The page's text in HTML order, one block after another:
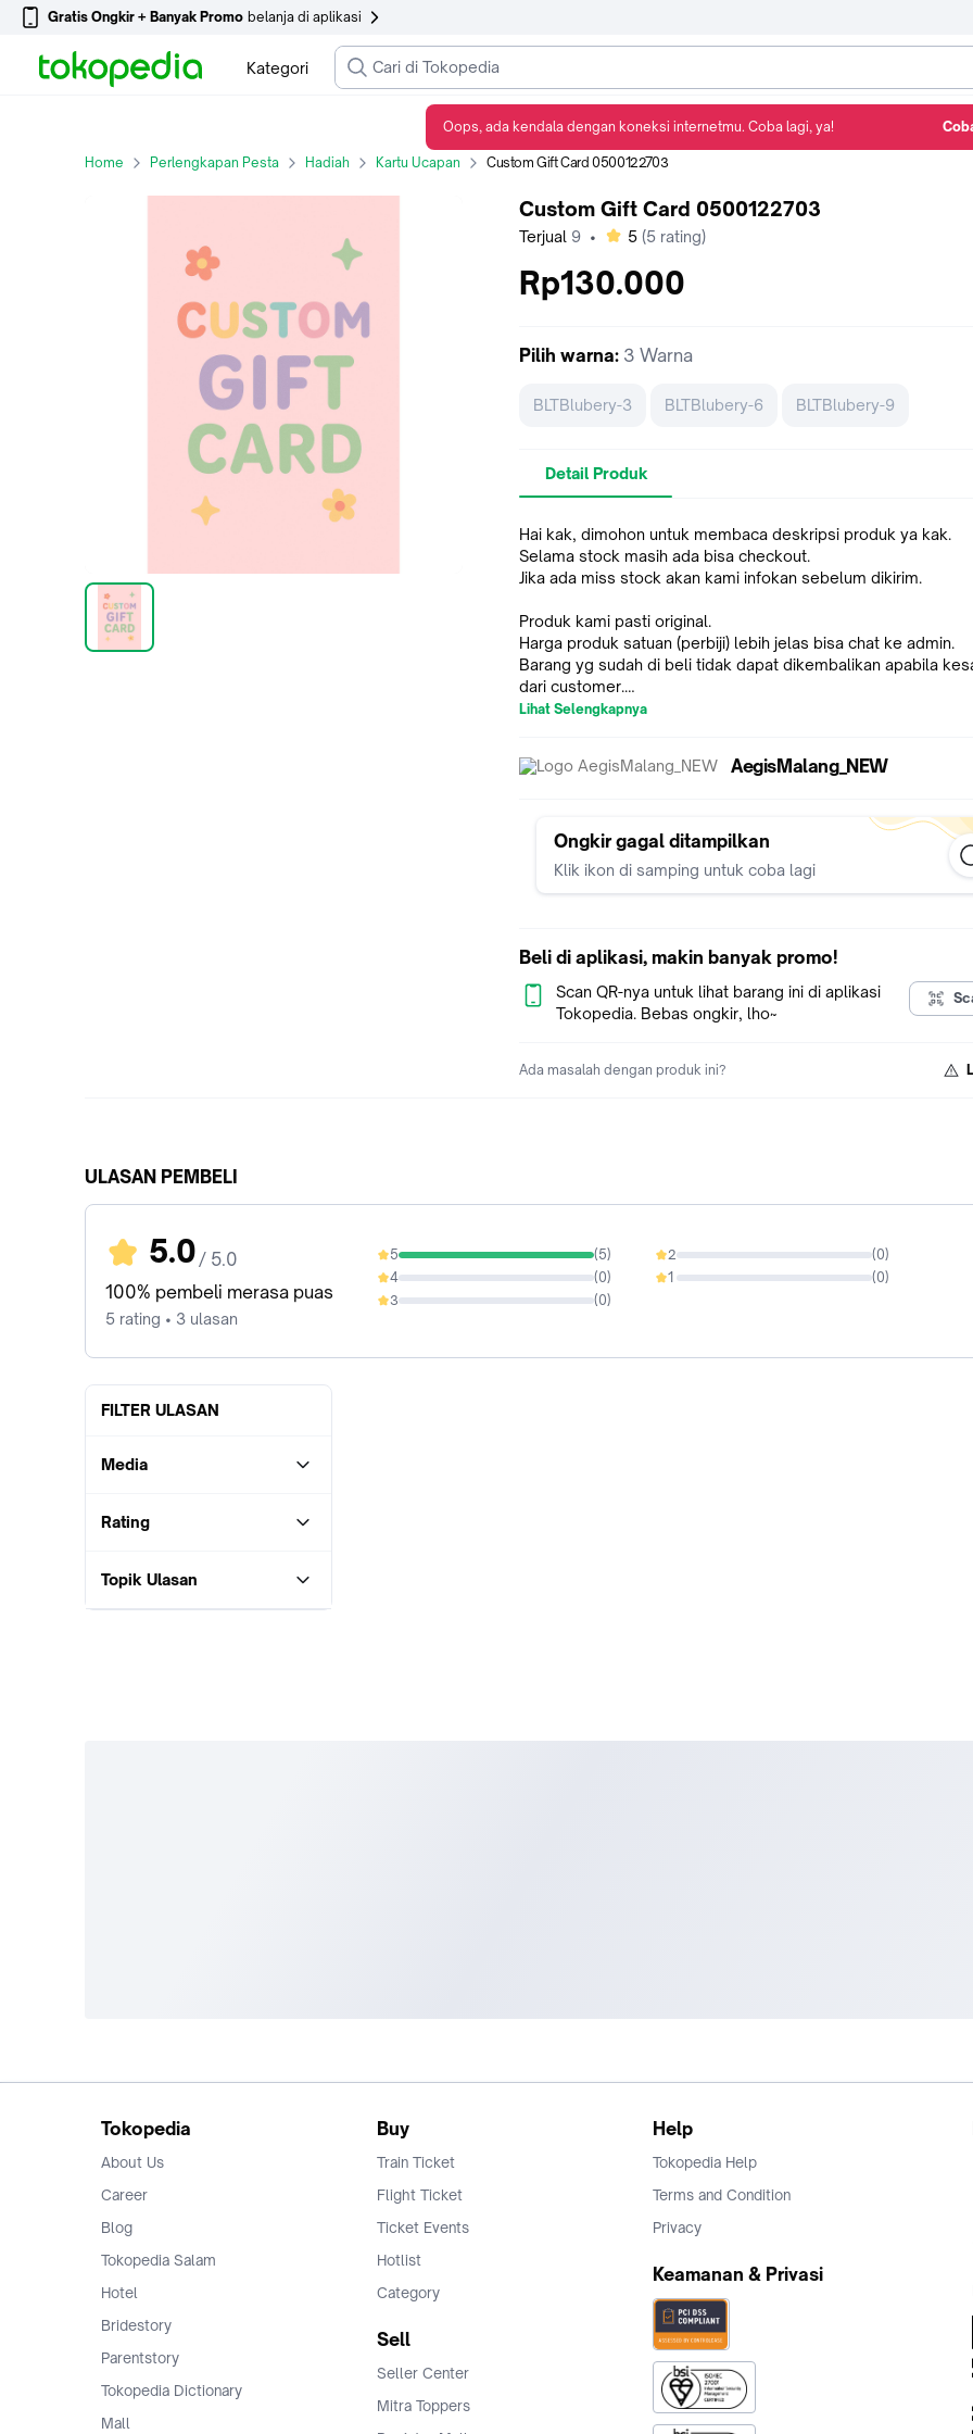
Gratis Ongkir + Banyak Promo belanja di aplikasi
Kategori
Home Perlengkapan Pesta Hadiah Kartu Ucapan Custom Gift Card 0500122703
Custom Gift Card 0500122703
Terjual 9 • bintang
5 (5 rating)
Rp130.000
Pilih warna: 3 Warna
BLTBlubery-3 BLTBlubery-6 BLTBlubery-9
Detail Produk
Hai kak, dimohon untuk membaca deskripsi produk ya kak.
Selama stock masih ada bisa checkout.
Jika ada miss stock akan kami infokan sebelum dikirim.
Produk kami pasti original.
Harga produk satuan (perbiji) lebih jelas bisa chat ke admin.
Barang yg sudah di beli tidak dapat dikembalikan apabila
dari customer.
- Free sticker fragile dan wajib video unboxing.
*Demi kenyamanan bersama harap melakukan video
awal sampai akhir.
*Resiko di ekspedisi bukan tanggung jawab kami, silahkan
*Melakukan order berarti dianggap setuju.
===== Tidak ada garansi toko untuk produk apapun / klaim
bisa langsung ke produsen =====
Lihat Selengkapnya
AegisMalang_NEW
Ongkir gagal ditampilkan
Klik ikon di samping untuk coba lagi
Beli di aplikasi, makin banyak promo!
Scan QR-nya untuk lihat barang ini di aplikasi
Tokopedia. Bebas ongkir, lho~
Ada masalah dengan produk ini?
ULASAN PEMBELI
5.0 / 5.0
100% pembeli merasa puas
5 rating • 3 ulasan
5 (5)
100%
4 (0)
0%
3 (0)
0%
2 (0)
0%
1 (0)
0%
FILTER ULASAN
Media
Rating
Topik Ulasan
Tokopedia
About Us
Career
Blog
Tokopedia Salam
Hotel
Bridestory
Parentstory
Tokopedia Dictionary
Mall
Buy
Train Ticket
Flight Ticket
Ticket Events
Hotlist
Category
Sell
Seller Center
Mitra Toppers
Help
Tokopedia Help
Terms and Condition
Privacy
Keamanan & Privasi
Oops, ada kendala dengan koneksi internetmu. Coba lagi, ya!